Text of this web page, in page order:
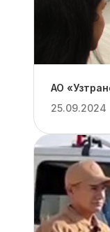
АО
25.09.2024